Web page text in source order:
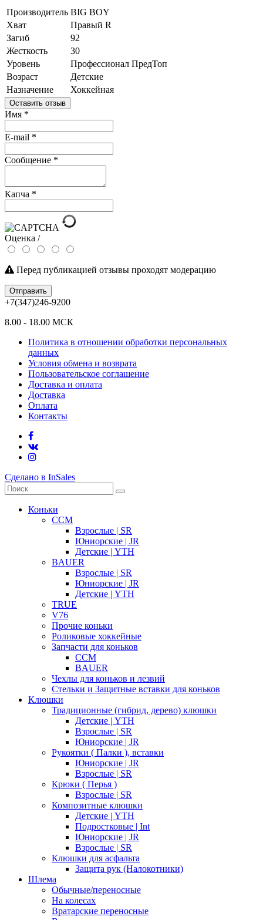
Производитель BIG BOY
Хват
Правый R
Загиб
92
Жесткость
30
Уровень
Профессионал ПредТоп
Возраст
Детские
Назначение
Хоккейная
Оставить отзыв
Имя *
E-mail *
Сообщение *
Капча *
Оценка /
Перед публикацией отзывы проходят модерацию
Отправить
+7(347)246-9200
8.00 - 18.00 МСК
Политика в отношении обработки персональных
данных
Условия обмена и возврата
Пользовательское соглашение
Доставка и оплата
Доставка
Оплата
Контакты
Сделано в InSales
Коньки
CCM
Взрослые | SR
Юниорские | JR
Детские | YTH
BAUER
Взрослые | SR
Юниорские | JR
Детские | YTH
TRUE
V76
Прочие коньки
Роликовые хоккейные
Запчасти для коньков
CCM
BAUER
Чехлы для коньков и лезвий
Стельки и Защитные вставки для коньков
Клюшки
Традиционные (гибрид, дерево) клюшки
Детские | YTH
Взрослые | SR
Юниорские | JR
Рукоятки ( Палки ), вставки
Юниорские | JR
Взрослые | SR
Крюки ( Перья )
Взрослые | SR
Композитные клюшки
Детские | YTH
Подростковые | Int
Юниорские | JR
Взрослые | SR
Клюшки для асфальта
Защита рук (Налокотники)
Шлема
Обычные/переносные
На колесах
Вратарские переносные